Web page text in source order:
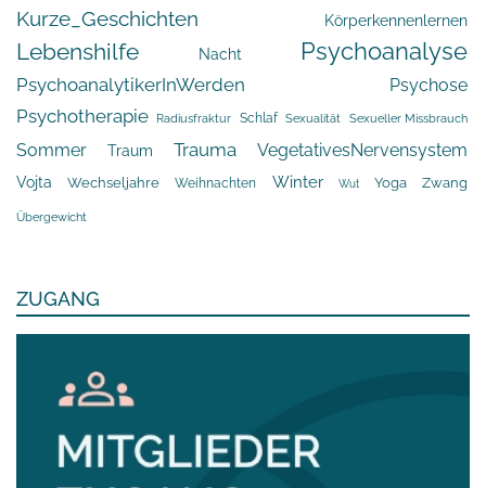
Kurze_Geschichten Körperkennenlernen
Lebenshilfe Nacht Psychoanalyse
PsychoanalytikerInWerden Psychose
Psychotherapie Radiusfraktur Schlaf Sexualität Sexueller Missbrauch
Sommer Traum Trauma VegetativesNervensystem
Vojta Wechseljahre Weihnachten Winter Wut Yoga Zwang
Übergewicht
ZUGANG